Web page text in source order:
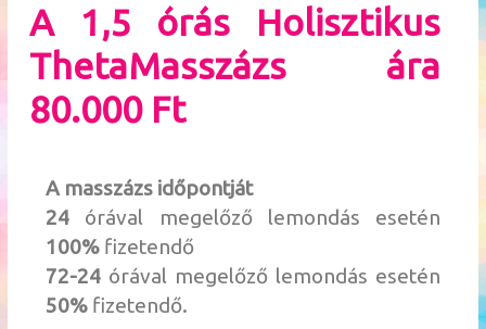
A 1,5 órás Holisztikus
ThetaMasszázs ára
80.000 Ft
A masszázs időpontját
24 órával megelőző lemondás esetén
100% fizetendő
72-24 órával megelőző lemondás esetén
50% fizetendő.